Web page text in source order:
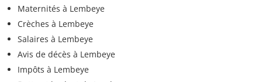
Maternités à Lembeye
Crèches à Lembeye
Salaires à Lembeye
Avis de décès à Lembeye
Impôts à Lembeye